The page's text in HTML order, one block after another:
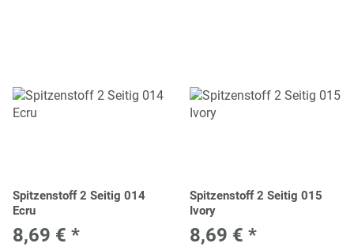
Spitzenstoff 2 Seitig 014
Ecru
8,69 € *
Spitzenstoff 2 Seitig 015
Ivory
8,69 € *